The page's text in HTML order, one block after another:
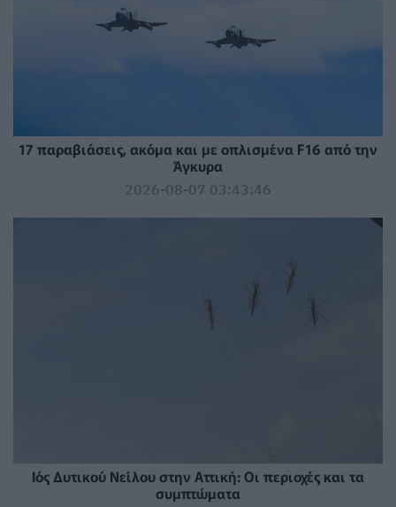
17 παραβιάσεις, ακόμα και με οπλισμένα F16 από την
Άγκυρα
2026-08-07 03:43:46
Ιός Δυτικού Νείλου στην Αττική: Οι περιοχές και τα
συμπτώματα